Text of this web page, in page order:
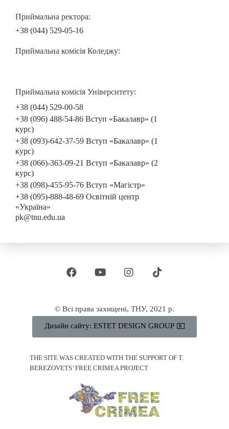
Приймальна ректора:
+38 (044) 529-05-16
Приймальна комісія Коледжу:
Приймальна комісія Університету:
+38 (044) 529-00-58
+38 (096) 488-54-86 Вступ «Бакалавр» (1
курс)
+38 (093)-642-37-59 Вступ «Бакалавр» (1
курс)
+38 (066)-363-09-21 Вступ «Бакалавр» (2
курс)
+38 (098)-455-95-76 Вступ «Магістр»
+38 (095)-888-48-69 Освітній центр
«Україна»
pk@tnu.edu.ua
© Всі права захищені, ТНУ, 2021 р.
Дизайн сайту: ESTET DESIGN GROUP
THE SITE WAS CREATED WITH THE SUPPORT OF T.
BEREZOVETS’ FREE CRIMEA PROJECT